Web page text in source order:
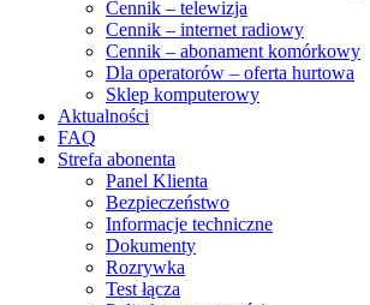
Cennik – telewizja
Cennik – internet radiowy
Cennik – abonament komórkowy
Dla operatorów – oferta hurtowa
Sklep komputerowy
Aktualności
FAQ
Strefa abonenta
Panel Klienta
Bezpieczeństwo
Informacje techniczne
Dokumenty
Rozrywka
Test łącza